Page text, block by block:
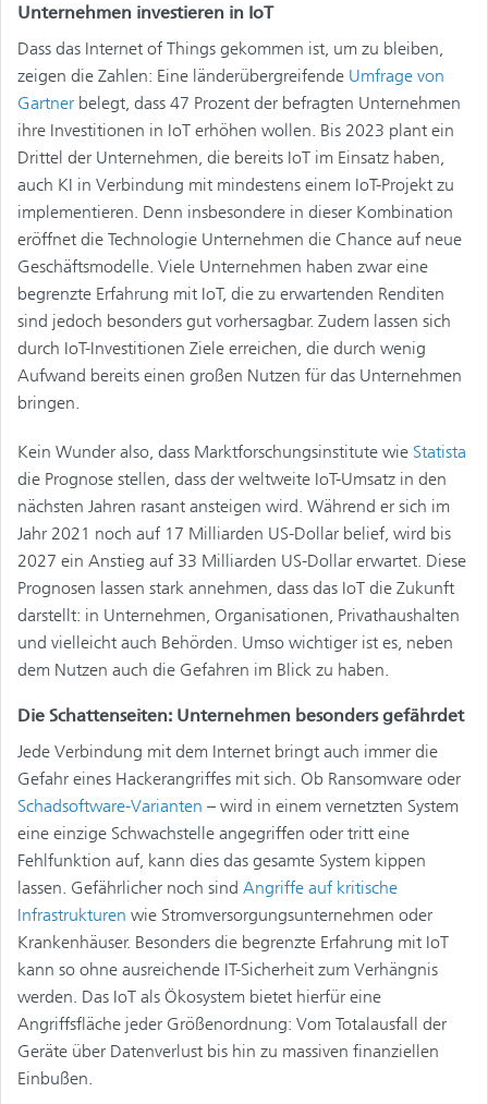
Unternehmen investieren in IoT
Dass das Internet of Things gekommen ist, um zu bleiben,
zeigen die Zahlen: Eine länderübergreifende Umfrage von
Gartner belegt, dass 47 Prozent der befragten Unternehmen
ihre Investitionen in IoT erhöhen wollen. Bis 2023 plant ein
Drittel der Unternehmen, die bereits IoT im Einsatz haben,
auch KI in Verbindung mit mindestens einem IoT-Projekt zu
implementieren. Denn insbesondere in dieser Kombination
eröffnet die Technologie Unternehmen die Chance auf neue
Geschäftsmodelle. Viele Unternehmen haben zwar eine
begrenzte Erfahrung mit IoT, die zu erwartenden Renditen
sind jedoch besonders gut vorhersagbar. Zudem lassen sich
durch IoT-Investitionen Ziele erreichen, die durch wenig
Aufwand bereits einen großen Nutzen für das Unternehmen
bringen.
Kein Wunder also, dass Marktforschungsinstitute wie Statista
die Prognose stellen, dass der weltweite IoT-Umsatz in den
nächsten Jahren rasant ansteigen wird. Während er sich im
Jahr 2021 noch auf 17 Milliarden US-Dollar belief, wird bis
2027 ein Anstieg auf 33 Milliarden US-Dollar erwartet. Diese
Prognosen lassen stark annehmen, dass das IoT die Zukunft
darstellt: in Unternehmen, Organisationen, Privathaushalten
und vielleicht auch Behörden. Umso wichtiger ist es, neben
dem Nutzen auch die Gefahren im Blick zu haben.
Die Schattenseiten: Unternehmen besonders gefährdet
Jede Verbindung mit dem Internet bringt auch immer die
Gefahr eines Hackerangriffes mit sich. Ob Ransomware oder
Schadsoftware-Varianten – wird in einem vernetzten System
eine einzige Schwachstelle angegriffen oder tritt eine
Fehlfunktion auf, kann dies das gesamte System kippen
lassen. Gefährlicher noch sind Angriffe auf kritische
Infrastrukturen wie Stromversorgungsunternehmen oder
Krankenhäuser. Besonders die begrenzte Erfahrung mit IoT
kann so ohne ausreichende IT-Sicherheit zum Verhängnis
werden. Das IoT als Ökosystem bietet hierfür eine
Angriffsfläche jeder Größenordnung: Vom Totalausfall der
Geräte über Datenverlust bis hin zu massiven finanziellen
Einbußen.